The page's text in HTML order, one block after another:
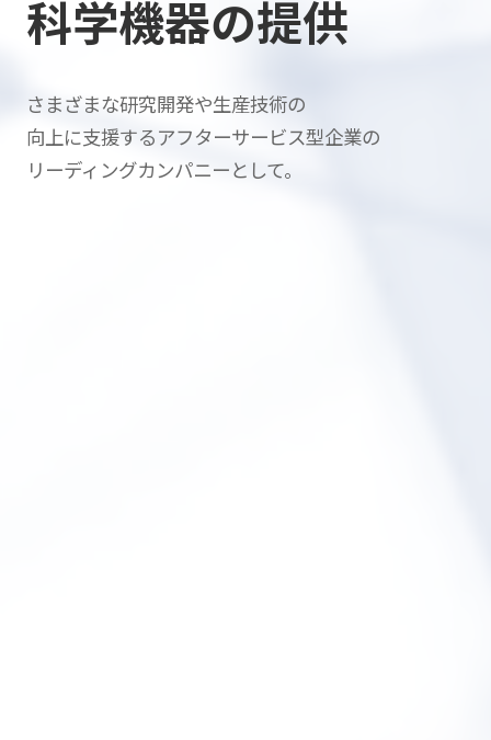
科学機器の提供
さまざまな研究開発や生産技術の
向上に支援するアフターサービス型企業の
リーディングカンパニーとして。